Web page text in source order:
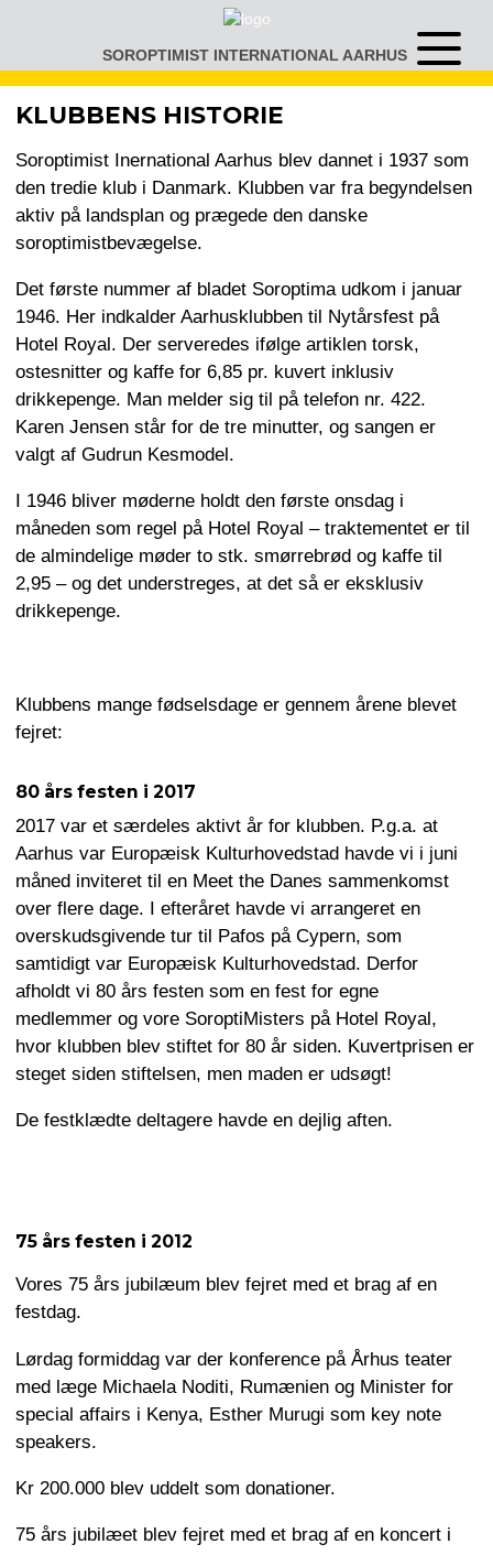
SOROPTIMIST INTERNATIONAL AARHUS Åben
eller
luk
KLUBBENS HISTORIE
Soroptimist Inernational Aarhus blev dannet i 1937 som
den tredie klub i Danmark. Klubben var fra begyndelsen
aktiv på landsplan og prægede den danske
soroptimistbevægelse.
Det første nummer af bladet Soroptima udkom i januar
1946. Her indkalder Aarhusklubben til Nytårsfest på
Hotel Royal. Der serveredes ifølge artiklen torsk,
ostesnitter og kaffe for 6,85 pr. kuvert inklusiv
drikkepenge. Man melder sig til på telefon nr. 422.
Karen Jensen står for de tre minutter, og sangen er
valgt af Gudrun Kesmodel.
I 1946 bliver møderne holdt den første onsdag i
måneden som regel på Hotel Royal – traktementet er til
de almindelige møder to stk. smørrebrød og kaffe til
2,95 – og det understreges, at det så er eksklusiv
drikkepenge.
Klubbens mange fødselsdage er gennem årene blevet
fejret:
80 års festen i 2017
2017 var et særdeles aktivt år for klubben. P.g.a. at
Aarhus var Europæisk Kulturhovedstad havde vi i juni
måned inviteret til en Meet the Danes sammenkomst
over flere dage. I efteråret havde vi arrangeret en
overskudsgivende tur til Pafos på Cypern, som
samtidigt var Europæisk Kulturhovedstad. Derfor
afholdt vi 80 års festen som en fest for egne
medlemmer og vore SoroptiMisters på Hotel Royal,
hvor klubben blev stiftet for 80 år siden. Kuvertprisen er
steget siden stiftelsen, men maden er udsøgt!
De festklædte deltagere havde en dejlig aften.
75 års festen i 2012
Vores 75 års jubilæum blev fejret med et brag af en
festdag.
Lørdag formiddag var der konference på Århus teater
med læge Michaela Noditi, Rumænien og Minister for
special affairs i Kenya, Esther Murugi som key note
speakers.
Kr 200.000 blev uddelt som donationer.
75 års jubilæet blev fejret med et brag af en koncert i